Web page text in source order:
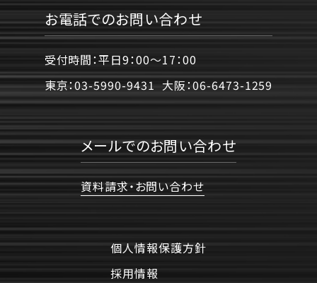
お電話でのお問い合わせ
受付時間：平日9：00〜17：00
東京：03-5990-9431 大阪：06-6473-1259
メールでのお問い合わせ
資料請求・お問い合わせ
個人情報保護方針
採用情報